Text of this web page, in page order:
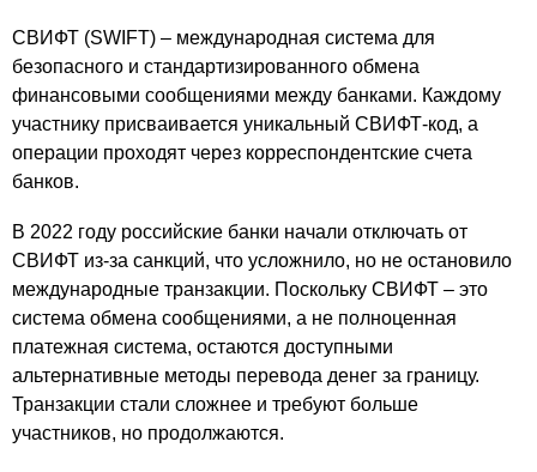
СВИФТ (SWIFT) – международная система для
безопасного и стандартизированного обмена
финансовыми сообщениями между банками. Каждому
участнику присваивается уникальный СВИФТ-код, а
операции проходят через корреспондентские счета
банков.
В 2022 году российские банки начали отключать от
СВИФТ из-за санкций, что усложнило, но не остановило
международные транзакции. Поскольку СВИФТ – это
система обмена сообщениями, а не полноценная
платежная система, остаются доступными
альтернативные методы перевода денег за границу.
Транзакции стали сложнее и требуют больше
участников, но продолжаются.